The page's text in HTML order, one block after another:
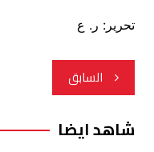
تحرير: ر. ع
تصفّح
المقالات
السابق
شاهد ايضا